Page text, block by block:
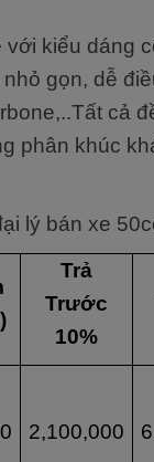
kiểu dáng
gọn, dễ
cả
phân khúc
lý bán xe
Trả
Trước
10%
2,100,000